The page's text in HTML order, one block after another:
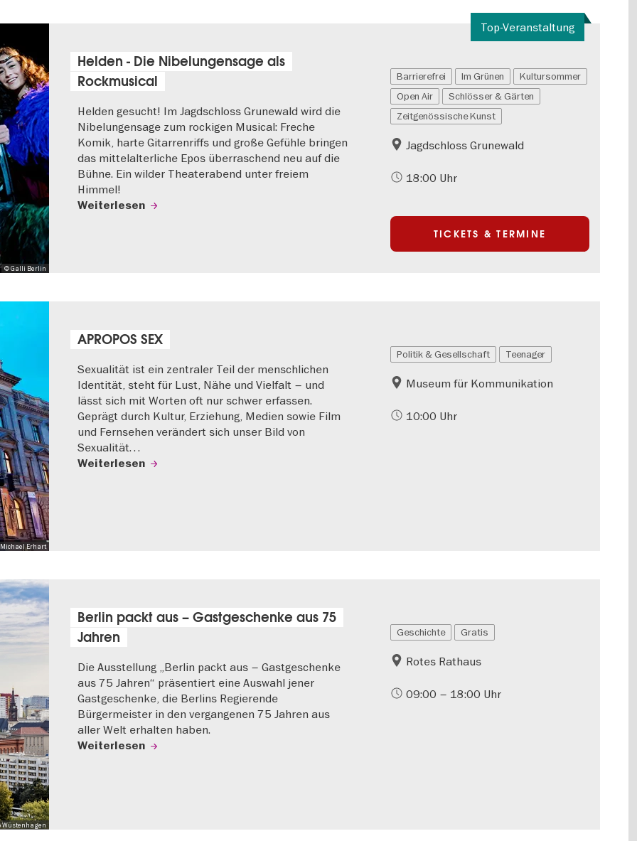
Top-Veranstaltung
© Galli Berlin
Helden - Die Nibelungensage als
Rockmusical
Helden gesucht! Im Jagdschloss Grunewald wird die
Nibelungensage zum rockigen Musical: Freche
Komik, harte Gitarrenriffs und große Gefühle bringen
das mittelalterliche Epos überraschend neu auf die
Bühne. Ein wilder Theaterabend unter freiem
Himmel!
Weiterlesen
Barrierefrei Im Grünen
Kultursommer
Open Air
Schlösser & Gärten
Zeitgenössische Kunst
Jagdschloss Grunewald
18:00 Uhr
TICKETS & TERMINE
Erhart
APROPOS SEX
Sexualität ist ein zentraler Teil der menschlichen
Identität, steht für Lust, Nähe und Vielfalt – und
lässt sich mit Worten oft nur schwer erfassen.
Geprägt durch Kultur, Erziehung, Medien sowie Film
und Fernsehen verändert sich unser Bild von
Sexualität…
Weiterlesen
Politik & Gesellschaft Teenager
Museum für Kommunikation
10:00 Uhr
Wüstenhagen
Berlin packt aus – Gastgeschenke aus 75
Jahren
Die Ausstellung „Berlin packt aus – Gastgeschenke
aus 75 Jahren“ präsentiert eine Auswahl jener
Gastgeschenke, die Berlins Regierende
Bürgermeister in den vergangenen 75 Jahren aus
aller Welt erhalten haben.
Weiterlesen
Geschichte Gratis
Rotes Rathaus
09:00 – 18:00 Uhr